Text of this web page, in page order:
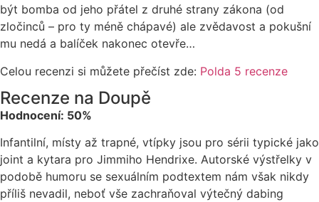
být bomba od jeho přátel z druhé strany zákona (od
zločinců – pro ty méně chápavé) ale zvědavost a pokušní
mu nedá a balíček nakonec otevře…
Celou recenzi si můžete přečíst zde: Polda 5 recenze
Recenze na Doupě
Hodnocení: 50%
Infantilní, místy až trapné, vtípky jsou pro sérii typické jako
joint a kytara pro Jimmiho Hendrixe. Autorské výstřelky v
podobě humoru se sexuálním podtextem nám však nikdy
příliš nevadil, neboť vše zachraňoval výtečný dabing